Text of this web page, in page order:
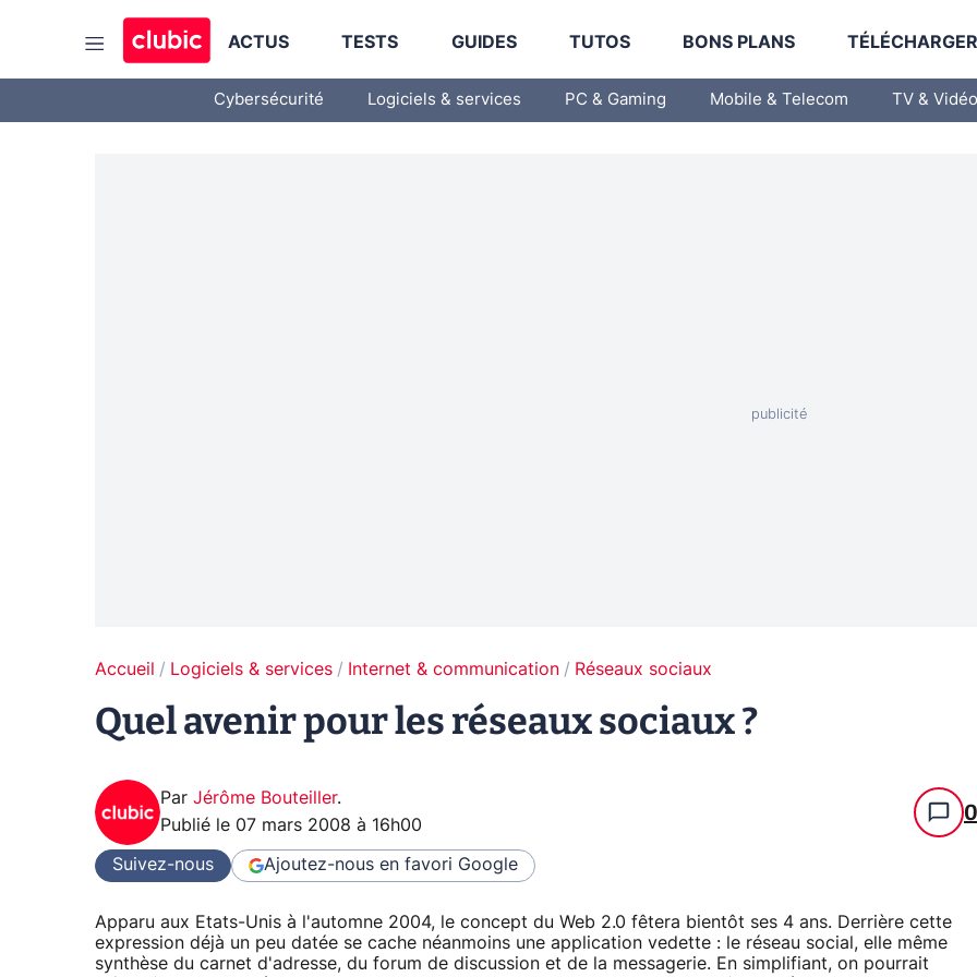
ACTUS TESTS GUIDES TUTOS BONS PLANS
Cybersécurité Logiciels & services PC & Gaming Mobile & Telecom TV & Vidéo
Accueil Logiciels & services Internet & communication Réseaux sociaux
Quel avenir pour les réseaux sociaux ?
Par Jérôme Bouteiller.
Publié le 07 mars 2008 à 16h00 0
Suivez-nous Ajoutez-nous en favori Google
Apparu aux Etats-Unis à l'automne 2004, le concept du Web 2.0 fêtera bientôt ses 4 ans. Derrière cette
expression déjà un peu datée se cache néanmoins une application vedette : le réseau social, elle même
synthèse du carnet d'adresse, du forum de discussion et de la messagerie. En simplifiant, on pourrait